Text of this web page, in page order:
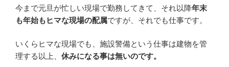
今まで元旦が忙しい現場で勤務してきて、それ以降年末
も年始もヒマな現場の配属ですが、それでも仕事です。
いくらヒマな現場でも、施設警備という仕事は建物を管
理する以上、 休みになる事は無いのです。